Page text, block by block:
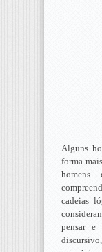
Alguns
forma
homens
cadeias
pensar e